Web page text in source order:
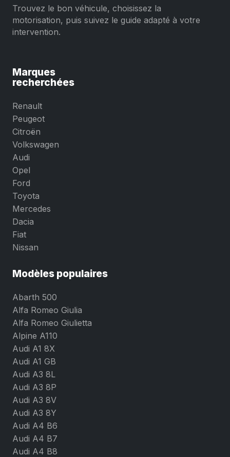
Trouvez le bon véhicule, choisissez la
motorisation, puis suivez le guide adapté à votre
intervention.
Marques
recherchées
Renault
Peugeot
Citroën
Volkswagen
Audi
Opel
Ford
Toyota
Mercedes
Dacia
Fiat
Nissan
Modèles populaires
Abarth 500
Alfa Romeo Giulia
Alfa Romeo Giulietta
Alpine A110
Audi A1 8X
Audi A1 GB
Audi A3 8L
Audi A3 8P
Audi A3 8V
Audi A3 8Y
Audi A4 B6
Audi A4 B7
Audi A4 B8